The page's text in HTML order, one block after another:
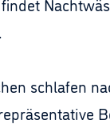
schlafen